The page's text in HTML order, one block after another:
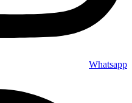
Whatsapp